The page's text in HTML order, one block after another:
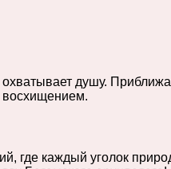
душу.
восхищением.
где каждый уголок